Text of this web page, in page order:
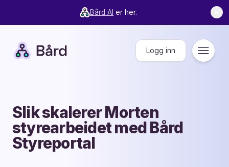
Bård AI er her.
Bård Logg inn
Meny
Slik skalerer Morten
styrearbeidet med Bård
Styreportal